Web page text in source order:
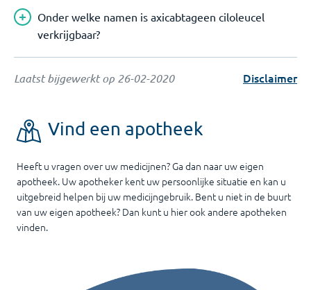
Onder welke namen is axicabtageen ciloleucel
verkrijgbaar?
Laatst bijgewerkt op 26-02-2020 Disclaimer
Vind een apotheek
Heeft u vragen over uw medicijnen? Ga dan naar uw eigen
apotheek. Uw apotheker kent uw persoonlijke situatie en kan u
uitgebreid helpen bij uw medicijngebruik. Bent u niet in de buurt
van uw eigen apotheek? Dan kunt u hier ook andere apotheken
vinden.